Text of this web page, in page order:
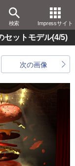
検索 Impressサイト
セットモデル(4/5)
次の画像